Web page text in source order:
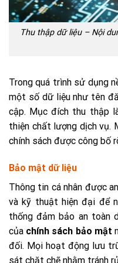
Thu thập dữ liệu – Nội
Trong quá trình sử dụng
một số dữ liệu như tên
cập. Mục đích thu thập
thiện chất lượng dịch vụ.
chính sách được công bố
Bảo mật dữ liệu
Thông tin cá nhân được
và kỹ thuật hiện đại để
thống đảm bảo an toàn
của chính sách bảo mật
đối. Mọi hoạt động lưu
sát chặt chẽ nhằm tránh